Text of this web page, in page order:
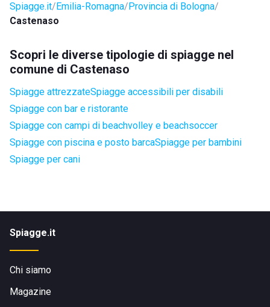
Spiagge.it Emilia-Romagna Provincia di Bologna
Castenaso
Scopri le diverse tipologie di spiagge nel
comune di Castenaso
Spiagge attrezzateSpiagge accessibili per disabili
Spiagge con bar e ristorante
Spiagge con campi di beachvolley e beachsoccer
Spiagge con piscina e posto barcaSpiagge per bambini
Spiagge per cani
Spiagge.it
Chi siamo
Magazine